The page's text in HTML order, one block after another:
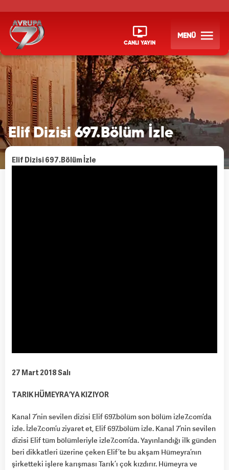
CANLI YAYIN
MENÜ
Elif Dizisi 697.Bölüm İzle
Elif Dizisi 697.Bölüm İzle
27 Mart 2018 Salı
TARIK HÜMEYRA’YA KIZIYOR
Kanal 7’nin sevilen dizisi Elif 697.bölüm son bölüm izle7.com’da
izle. İzle7.com’u ziyaret et, Elif 697.bölüm izle. Kanal 7’nin sevilen
dizisi Elif tüm bölümleriyle izle7.com’da. Yayınlandığı ilk günden
beri dikkatleri üzerine çeken Elif’te bu akşam Hümeyra’nın
şirketteki işlere karışması Tarık’ı çok kızdırır. Hümeyra ve